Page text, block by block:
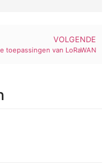
VOLGENDE
toepassingen van LoRaWAN